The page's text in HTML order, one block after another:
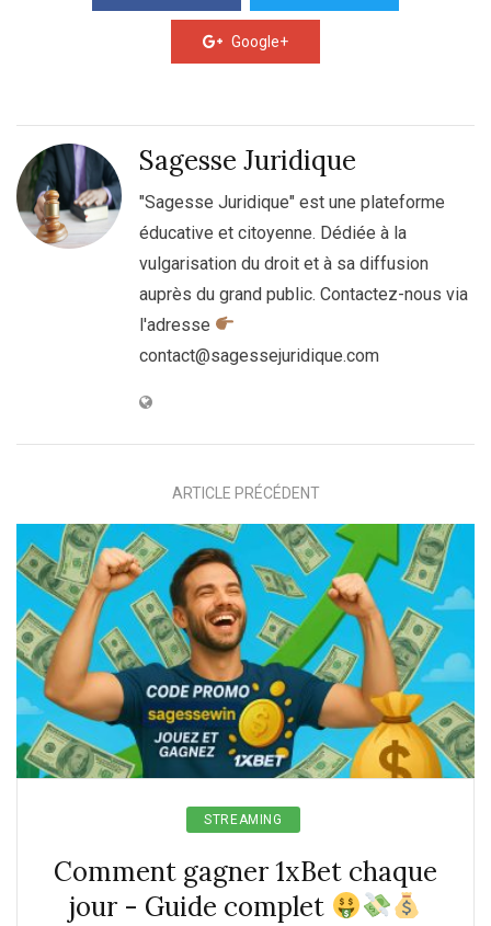
Google+
Sagesse Juridique
"Sagesse Juridique" est une plateforme
éducative et citoyenne. Dédiée à la
vulgarisation du droit et à sa diffusion
auprès du grand public. Contactez-nous via
l'adresse
contact@sagessejuridique.com
ARTICLE PRÉCÉDENT
STREAMING
Comment gagner 1xBet chaque
jour - Guide complet